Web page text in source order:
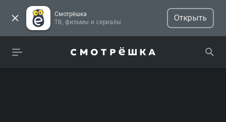
Смотрёшка
ТВ, фильмы и сериалы
Открыть